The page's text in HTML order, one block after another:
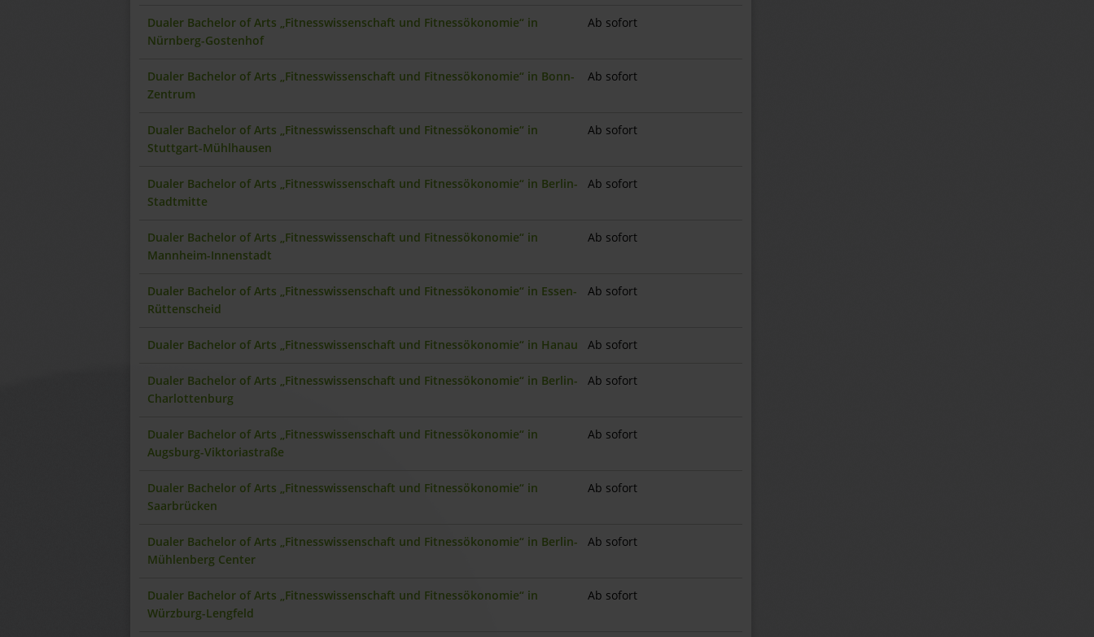
Dualer Bachelor of Arts „Fitnesswissenschaft und Fitnessökonomie“ in
Nürnberg-Gostenhof
Ab sofort
Dualer Bachelor of Arts „Fitnesswissenschaft und Fitnessökonomie“ in Bonn-
Zentrum
Ab sofort
Dualer Bachelor of Arts „Fitnesswissenschaft und Fitnessökonomie“ in
Stuttgart-Mühlhausen
Ab sofort
Dualer Bachelor of Arts „Fitnesswissenschaft und Fitnessökonomie“ in Berlin-
Stadtmitte
Ab sofort
Dualer Bachelor of Arts „Fitnesswissenschaft und Fitnessökonomie“ in
Mannheim-Innenstadt
Ab sofort
Dualer Bachelor of Arts „Fitnesswissenschaft und Fitnessökonomie“ in Essen-
Rüttenscheid
Ab sofort
Dualer Bachelor of Arts „Fitnesswissenschaft und Fitnessökonomie“ in Hanau Ab sofort
Dualer Bachelor of Arts „Fitnesswissenschaft und Fitnessökonomie“ in Berlin-
Charlottenburg
Ab sofort
Dualer Bachelor of Arts „Fitnesswissenschaft und Fitnessökonomie“ in
Augsburg-Viktoriastraße
Ab sofort
Dualer Bachelor of Arts „Fitnesswissenschaft und Fitnessökonomie“ in
Saarbrücken
Ab sofort
Dualer Bachelor of Arts „Fitnesswissenschaft und Fitnessökonomie“ in Berlin-
Mühlenberg Center
Ab sofort
Dualer Bachelor of Arts „Fitnesswissenschaft und Fitnessökonomie“ in
Würzburg-Lengfeld
Ab sofort